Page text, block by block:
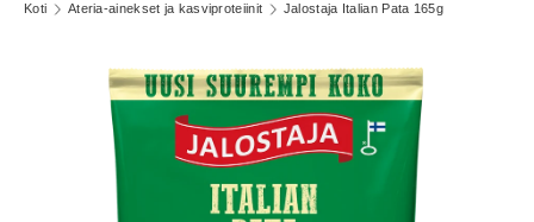
Koti Ateria-ainekset ja kasviproteiinit Jalostaja Italian Pata 165g